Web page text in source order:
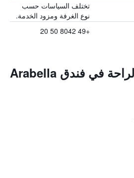
تختلف السياسات حسب
نوع الغرفة ومزود الخدمة.
+49 8042 50 20
المزايا ووسائل الراحة في فندق Arabella